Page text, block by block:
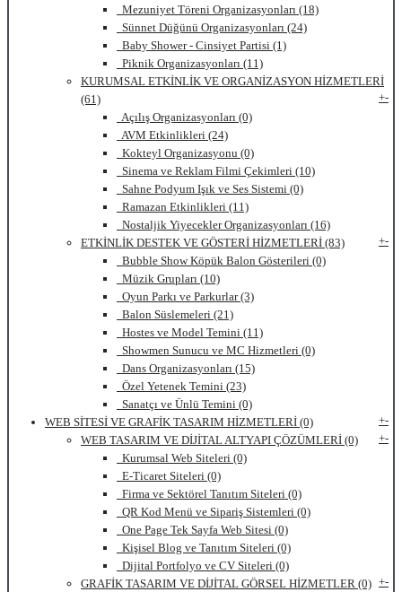
Mezuniyet Töreni Organizasyonları (18)
Sünnet Düğünü Organizasyonları (24)
Baby Shower - Cinsiyet Partisi (1)
Piknik Organizasyonları (11)
KURUMSAL ETKİNLİK VE ORGANİZASYON HİZMETLERİ
(61)
+-
Açılış Organizasyonları (0)
AVM Etkinlikleri (24)
Kokteyl Organizasyonu (0)
Sinema ve Reklam Filmi Çekimleri (10)
Sahne Podyum Işık ve Ses Sistemi (0)
Ramazan Etkinlikleri (11)
Nostaljik Yiyecekler Organizasyonları (16)
ETKİNLİK DESTEK VE GÖSTERİ HİZMETLERİ (83)
+-
Bubble Show Köpük Balon Gösterileri (0)
Müzik Grupları (10)
Oyun Parkı ve Parkurlar (3)
Balon Süslemeleri (21)
Hostes ve Model Temini (11)
Showmen Sunucu ve MC Hizmetleri (0)
Dans Organizasyonları (15)
Özel Yetenek Temini (23)
Sanatçı ve Ünlü Temini (0)
WEB SİTESİ VE GRAFİK TASARIM HİZMETLERİ (0)
+-
WEB TASARIM VE DİJİTAL ALTYAPI ÇÖZÜMLERİ (0)
+-
Kurumsal Web Siteleri (0)
E-Ticaret Siteleri (0)
Firma ve Sektörel Tanıtım Siteleri (0)
QR Kod Menü ve Sipariş Sistemleri (0)
One Page Tek Sayfa Web Sitesi (0)
Kişisel Blog ve Tanıtım Siteleri (0)
Dijital Portfolyo ve CV Siteleri (0)
GRAFİK TASARIM VE DİJİTAL GÖRSEL HİZMETLER (0) +-